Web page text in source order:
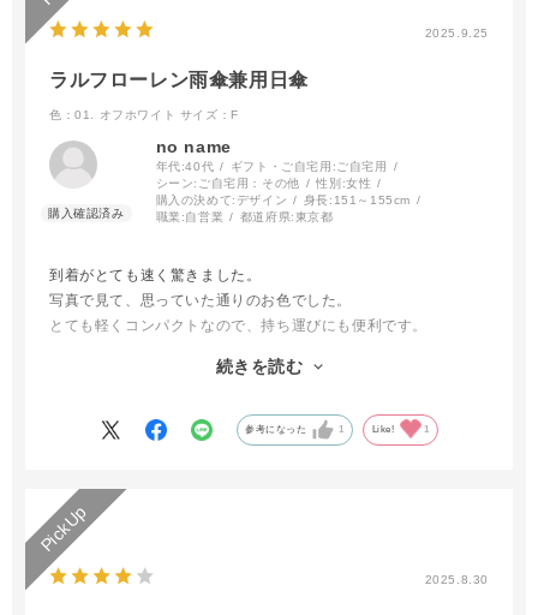
2025.9.25
ラルフローレン雨傘兼用日傘
色：01. オフホワイト サイズ：F
no name
年代:40代 ギフト・ご自宅用: ご自宅用
シーン: ご自宅用：その他 性別:女性
購入の決めて: デザイン 身長: 151～155cm
職業:自営業 都道府県:東京都
到着がとても速く驚きました。
写真で見て、思っていた通りのお色でした。
とても軽くコンパクトなので、持ち運びにも便利です。
ができ、とても満足です。また機会があれば利用したいと思いま
続きを読む
参考になった 1 Like! 1
2025.8.30